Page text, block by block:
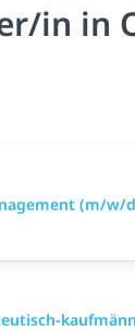
in in
(m/w/